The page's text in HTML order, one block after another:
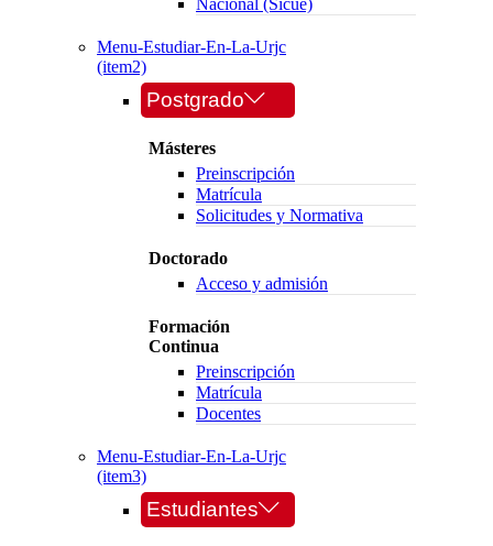
Nacional (Sicue)
Menu-Estudiar-En-La-Urjc
(item2)
Postgrado
Másteres
Preinscripción
Matrícula
Solicitudes y Normativa
Doctorado
Acceso y admisión
Formación
Continua
Preinscripción
Matrícula
Docentes
Menu-Estudiar-En-La-Urjc
(item3)
Estudiantes